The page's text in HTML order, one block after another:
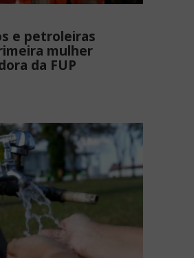
e petroleiras
mulher
da FUP